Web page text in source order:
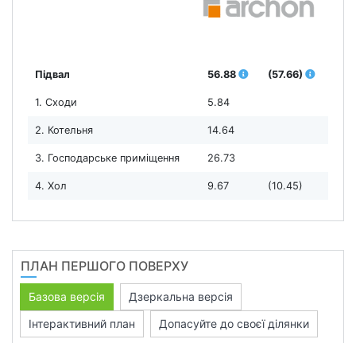
Підвал 56.88 (57.66)
1. Сходи 5.84
2. Котельня 14.64
3. Господарське приміщення 26.73
4. Хол 9.67 (10.45)
ПЛАН ПЕРШОГО ПОВЕРХУ
Базова версія
Дзеркальна версія
Інтерактивний план
Допасуйте до своєї ділянки